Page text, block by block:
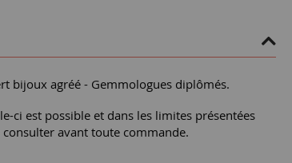
bijoux agréé - Gemmologues diplômés.
ci est possible et dans les limites présentées
avant toute commande.